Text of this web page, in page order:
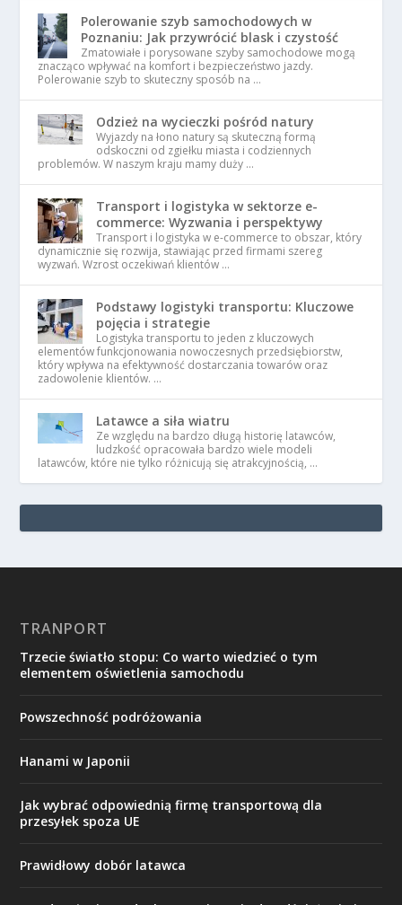
Polerowanie szyb samochodowych w
Poznaniu: Jak przywrócić blask i czystość
Zmatowiałe i porysowane szyby samochodowe mogą
znacząco wpływać na komfort i bezpieczeństwo jazdy.
Polerowanie szyb to skuteczny sposób na …
Odzież na wycieczki pośród natury
Wyjazdy na łono natury są skuteczną formą
odskoczni od zgiełku miasta i codziennych
problemów. W naszym kraju mamy duży …
Transport i logistyka w sektorze e-
commerce: Wyzwania i perspektywy
Transport i logistyka w e-commerce to obszar, który
dynamicznie się rozwija, stawiając przed firmami szereg
wyzwań. Wzrost oczekiwań klientów …
Podstawy logistyki transportu: Kluczowe
pojęcia i strategie
Logistyka transportu to jeden z kluczowych
elementów funkcjonowania nowoczesnych przedsiębiorstw,
który wpływa na efektywność dostarczania towarów oraz
zadowolenie klientów. …
Latawce a siła wiatru
Ze względu na bardzo długą historię latawców,
ludzkość opracowała bardzo wiele modeli
latawców, które nie tylko różnicują się atrakcyjnością, …
TRANPORT
Trzecie światło stopu: Co warto wiedzieć o tym
elementem oświetlenia samochodu
Powszechność podróżowania
Hanami w Japonii
Jak wybrać odpowiednią firmę transportową dla
przesyłek spoza UE
Prawidłowy dobór latawca